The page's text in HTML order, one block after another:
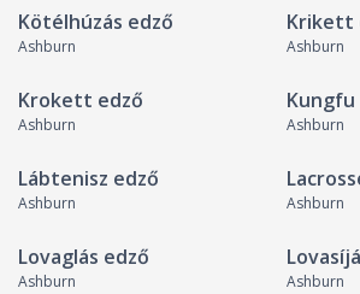
Kötélhúzás edző
Ashburn
Krikett
Ashburn
Krokett edző
Ashburn
Kungfu
Ashburn
Lábtenisz edző
Ashburn Ashburn
Lovaglás edző
Ashburn Ashburn